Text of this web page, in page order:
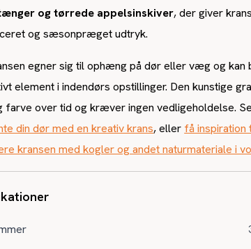
og tørrede appelsinskiver, der giver
og sæsonpræget udtryk.
egner sig til ophæng på dør eller væg og kan
element i indendørs opstillinger. Den kunstige
farve over tid og kræver ingen vedligeholdelse.
din dør med en kreativ krans, eller få inspiration
kransen med kogler og andet naturmateriale i